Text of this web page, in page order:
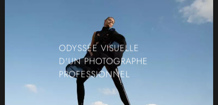
ODYSSÉE VISUELLE
D'UN PHOTOGRAPHE
PROFESSIONNEL